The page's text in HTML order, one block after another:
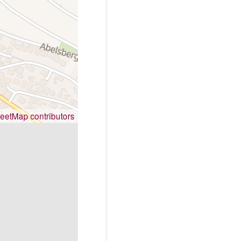
contributors